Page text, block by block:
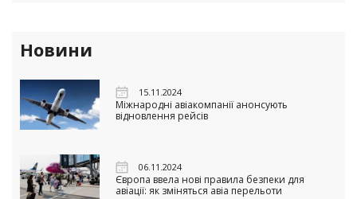
Новини
15.11.2024
Міжнародні авіакомпанії анонсують
відновлення рейсів
06.11.2024
Європа ввела нові правила безпеки для
авіації: як зміняться авіа перельоти